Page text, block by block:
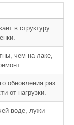
в структуру
чем на лаке,
обновления раз
от нагрузки.
воде, лужи